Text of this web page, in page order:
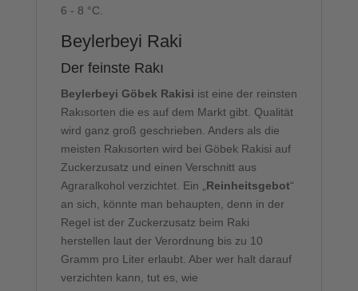
6 - 8 °C.
Beylerbeyi Raki
Der feinste Rakı
Beylerbeyi Göbek Rakisi ist eine der reinsten
Rakısorten die es auf dem Markt gibt. Qualität
wird ganz groß geschrieben. Anders als die
meisten Rakısorten wird bei Göbek Rakisi auf
Zuckerzusatz und einen Verschnitt aus
Agraralkohol verzichtet. Ein „Reinheitsgebot“
an sich, könnte man behaupten, denn in der
Regel ist der Zuckerzusatz beim Raki
herstellen laut der Verordnung bis zu 10
Gramm pro Liter erlaubt. Aber wer halt darauf
verzichten kann, tut es, wie